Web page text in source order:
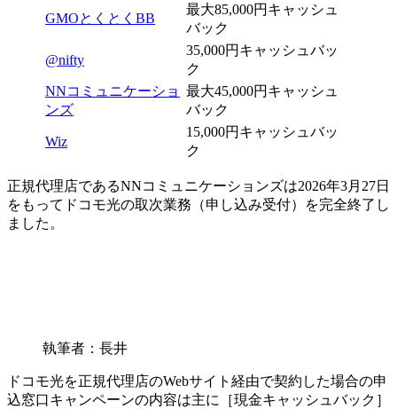
GMOとくとくBB
最大85,000円キャッシュ
バック
@nifty
35,000円キャッシュバッ
ク
NNコミュニケーショ
ンズ
最大45,000円キャッシュ
バック
Wiz
15,000円キャッシュバッ
ク
正規代理店であるNNコミュニケーションズは2026年3月27日
をもってドコモ光の取次業務（申し込み受付）を完全終了し
ました。
執筆者：長井
ドコモ光を正規代理店のWebサイト経由で契約した場合の申
込窓口キャンペーンの内容は主に［現金キャッシュバック］